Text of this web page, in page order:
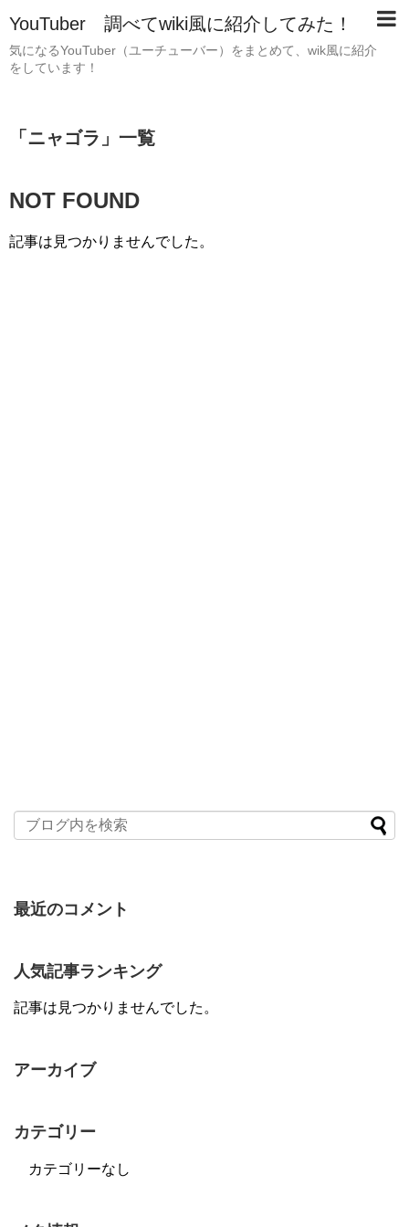
YouTuber 調べてwiki風に紹介してみた！
気になるYouTuber（ユーチューバー）をまとめて、wik風に紹介
をしています！
「 ニャゴラ 」 一覧
NOT FOUND
記事は見つかりませんでした。
最近のコメント
人気記事ランキング
記事は見つかりませんでした。
アーカイブ
カテゴリー
カテゴリーなし